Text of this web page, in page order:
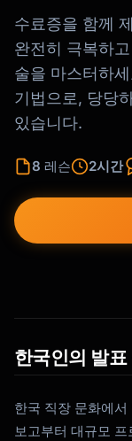
수료증을 함께
완전히 극복하
술을 마스터하
기법으로, 당당
있습니다.
8 레슨 2시간
한국인의 발
한국 직장 문화에
보고부터 대규모